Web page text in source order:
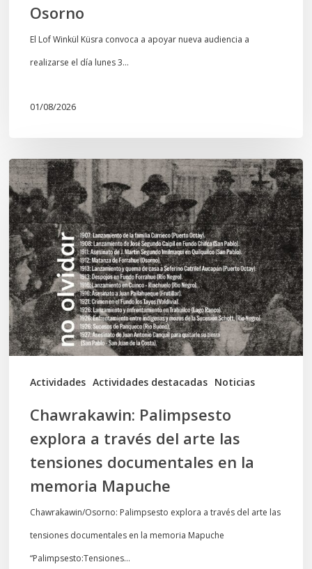
Osorno
El Lof Winkül Küsra convoca a apoyar nueva audiencia a
realizarse el día lunes 3…
01/08/2026
Actividades Actividades destacadas Noticias
Chawrakawin:
Palimpsesto
explora
a
través
del
arte
las
tensiones
documentales
memoria
Mapuche
Chawrakawin: Palimpsesto
explora a través del arte las
tensiones documentales en la
memoria Mapuche
Chawrakawin/Osorno: Palimpsesto explora a través del arte las
tensiones documentales en la memoria Mapuche
“Palimpsesto:Tensiones…